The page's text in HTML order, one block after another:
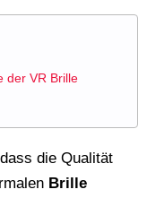
der VR Brille
die Qualität
Brille